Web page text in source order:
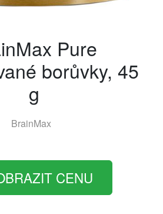
Pure
borůvky, 45
g
BrainMax
CENU